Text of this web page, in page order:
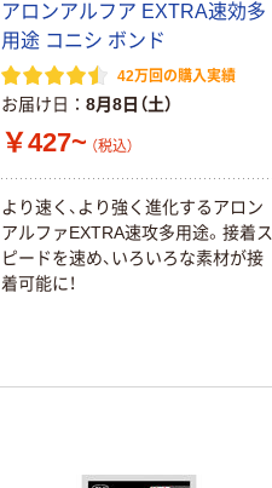
アロンアルフア EXTRA速効多
用途 コニシ ボンド
42万回の購入実績
お届け日 8月8日（土）
￥427~ （税込）
より速く、より強く進化するアロン
アルファEXTRA速攻多用途。接着ス
ピードを速め、いろいろな素材が接
着可能に！